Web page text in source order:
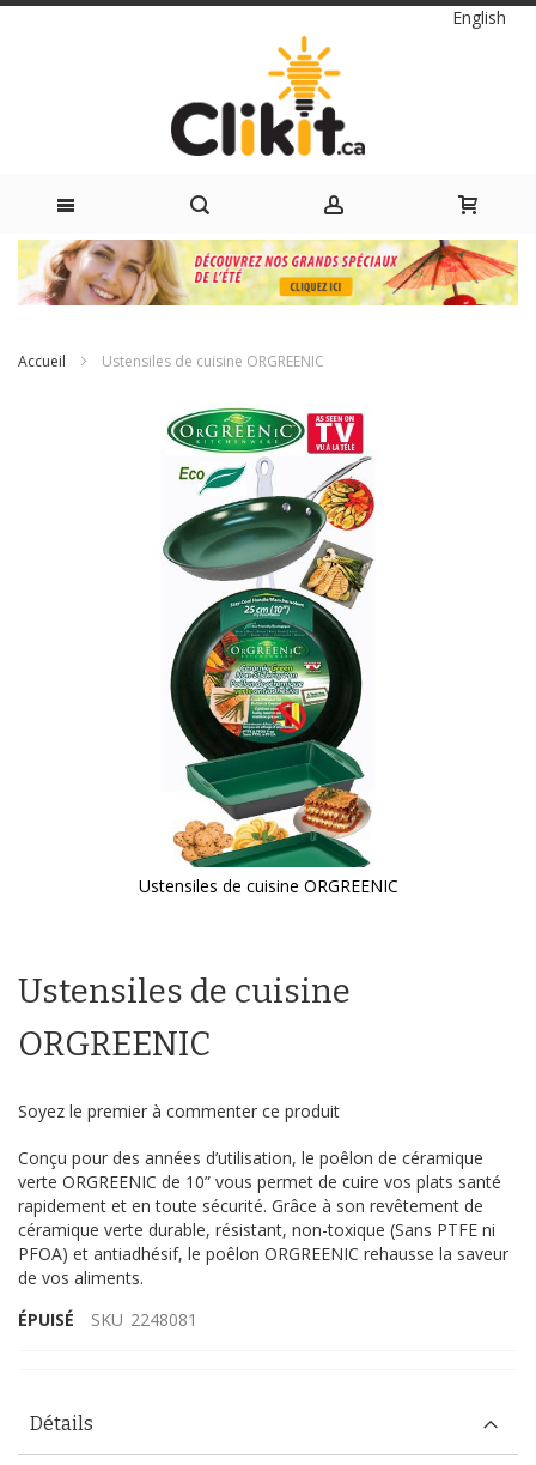
Langue
English
Skip
to
Accueil Ustensiles de cuisine ORGREENIC
Ustensiles de cuisine ORGREENIC
de
la
Galerie
d’images
Ustensiles de cuisine
ORGREENIC
Soyez le premier à commenter ce produit
Conçu pour des années d’utilisation, le poêlon de céramique
verte ORGREENIC de 10” vous permet de cuire vos plats santé
rapidement et en toute sécurité. Grâce à son revêtement de
céramique verte durable, résistant, non-toxique (Sans PTFE ni
PFOA) et antiadhésif, le poêlon ORGREENIC rehausse la saveur
de vos aliments.
ÉPUISÉ
SKU 2248081
Détails